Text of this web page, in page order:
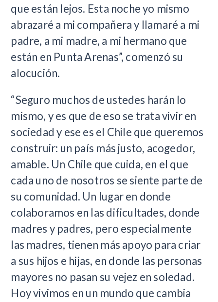
que están lejos. Esta noche yo mismo
abrazaré a mi compañera y llamaré a mi
padre, a mi madre, a mi hermano que
están en Punta Arenas”, comenzó su
alocución.
“Seguro muchos de ustedes harán lo
mismo, y es que de eso se trata vivir en
sociedad y ese es el Chile que queremos
construir: un país más justo, acogedor,
amable. Un Chile que cuida, en el que
cada uno de nosotros se siente parte de
su comunidad. Un lugar en donde
colaboramos en las dificultades, donde
madres y padres, pero especialmente
las madres, tienen más apoyo para criar
a sus hijos e hijas, en donde las personas
mayores no pasan su vejez en soledad.
Hoy vivimos en un mundo que cambia